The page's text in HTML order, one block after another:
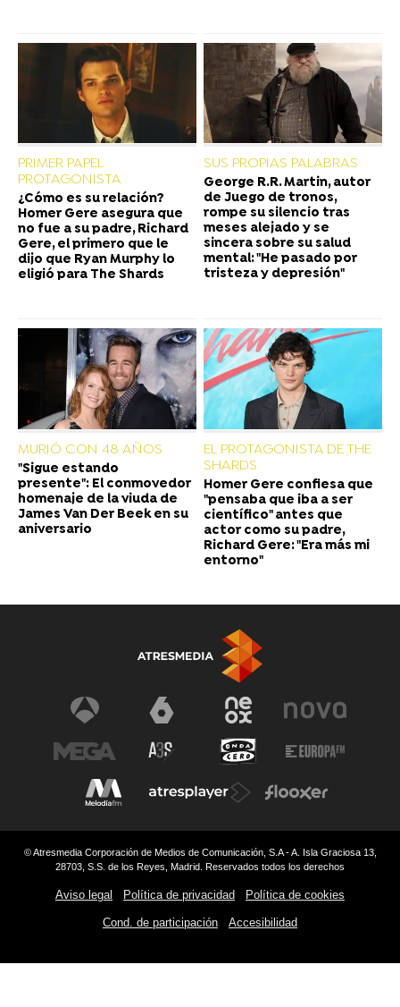
PRIMER PAPEL
PROTAGONISTA
¿Cómo es su relación?
Homer Gere asegura que
no fue a su padre, Richard
Gere, el primero que le
dijo que Ryan Murphy lo
eligió para The Shards
SUS PROPIAS PALABRAS
George R.R. Martin, autor
de Juego de tronos,
rompe su silencio tras
meses alejado y se
sincera sobre su salud
mental: "He pasado por
tristeza y depresión"
MURIÓ CON 48 AÑOS
"Sigue estando
presente": El conmovedor
homenaje de la viuda de
James Van Der Beek en su
aniversario
EL PROTAGONISTA DE THE
SHARDS
Homer Gere confiesa que
"pensaba que iba a ser
científico" antes que
actor como su padre,
Richard Gere: "Era más mi
entorno"
© Atresmedia Corporación de Medios de Comunicación, S.A - A. Isla Graciosa 13,
28703, S.S. de los Reyes, Madrid. Reservados todos los derechos
Aviso legal Política de privacidad Política de cookies
Cond. de participación Accesibilidad